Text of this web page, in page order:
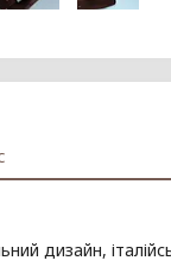
дизайн,